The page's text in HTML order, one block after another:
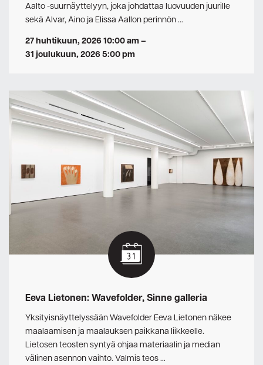
Aalto -suurnäyttelyyn, joka johdattaa luovuuden juurille
sekä Alvar, Aino ja Elissa Aallon perinnön …
27 huhtikuun, 2026 10:00 am–
31 joulukuun, 2026 5:00 pm
Eeva Lietonen: Wavefolder, Sinne galleria
Yksityisnäyttelyssään Wavefolder Eeva Lietonen näkee
maalaamisen ja maalauksen paikkana liikkeelle.
Lietosen teosten syntyä ohjaa materiaalin ja median
välinen asennon vaihto. Valmis teos …